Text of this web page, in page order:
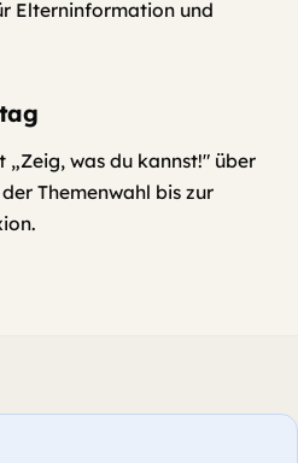
Elterninformation und
was du kannst!" über
Themenwahl bis zur